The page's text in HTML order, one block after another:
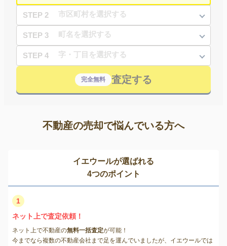
STEP 2
STEP 3
STEP 4
完全無料 査定する
不動産の売却で悩んでいる方へ
イエウールが選ばれる
4つのポイント
1
ネット上で査定依頼！
ネット上で不動産の無料一括査定が可能！
今までなら複数の不動産会社まで足を運んでいましたが、イエウールでは